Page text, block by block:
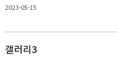
2023-05-15
갤러리3